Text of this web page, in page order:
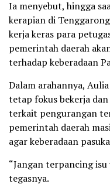
Ia menyebut, hingga
kerapian di
kerja keras para
pemerintah daerah
terhadap keberadaan
Dalam arahannya,
tetap fokus bekerja
terkait pengurangan
pemerintah daerah
agar keberadaan
“Jangan terpancing
tegasnya.